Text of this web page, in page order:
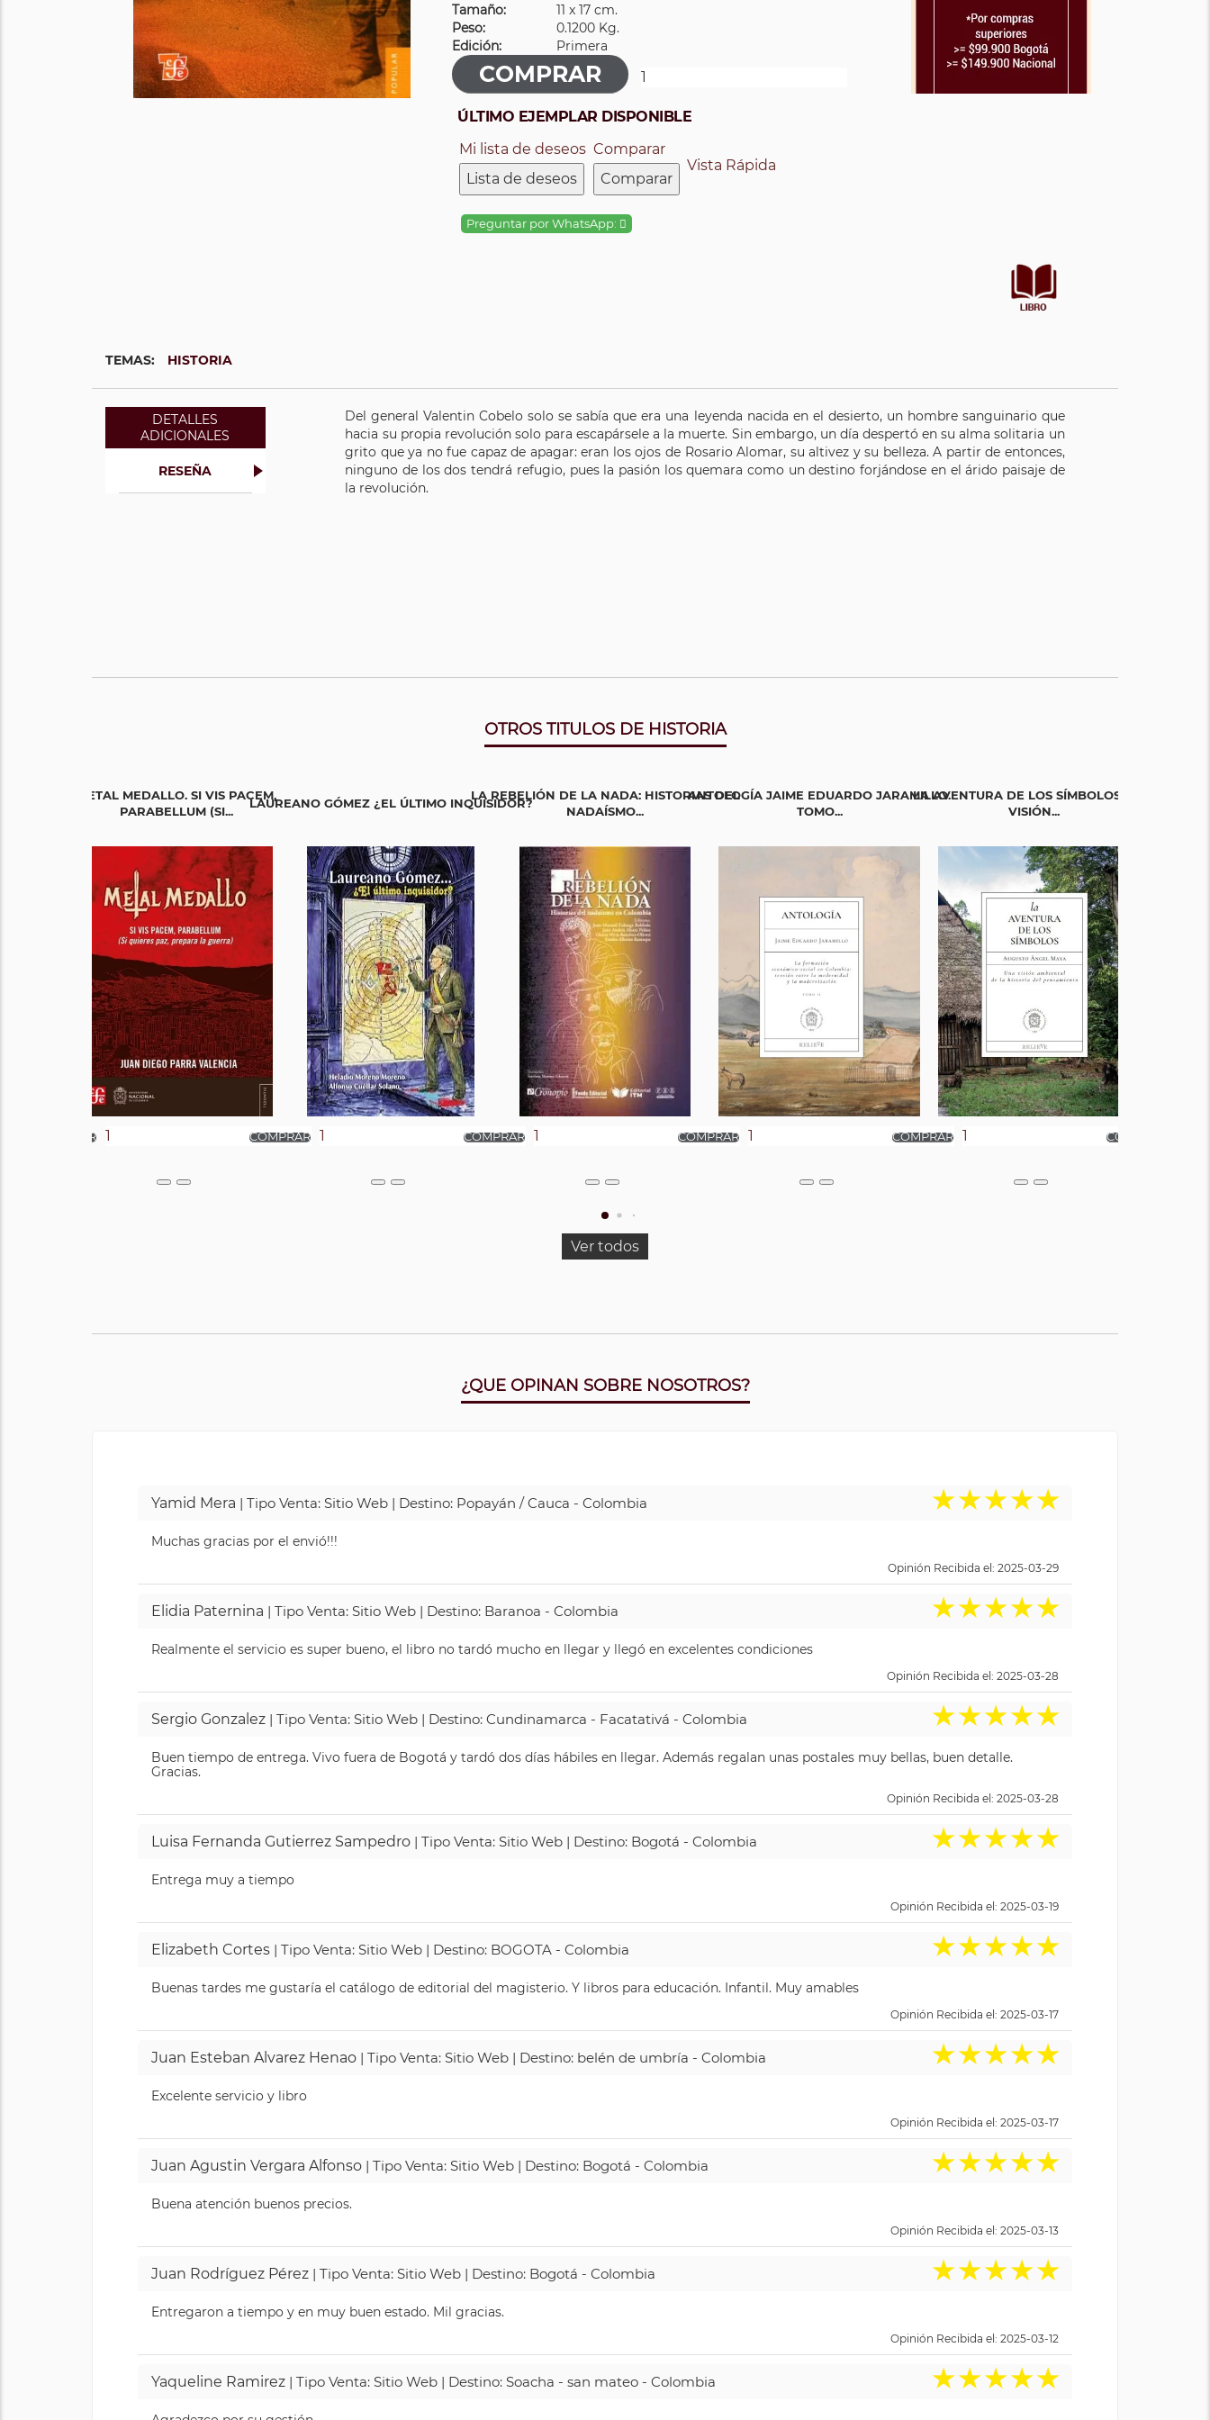
Tamaño:
11 x 17 cm.
Peso:
0.1200 Kg.
Edición:
Primera
ÚLTIMO EJEMPLAR DISPONIBLE
Mi lista de deseos
Lista de deseos
Comparar
Comparar
Vista Rápida
Preguntar por WhatsApp:
TEMAS: HISTORIA
DETALLES
ADICIONALES
RESEÑA
Del general Valentin Cobelo solo se sabía que era una leyenda nacida en el desierto, un hombre sanguinario que
hacia su propia revolución solo para escapársele a la muerte. Sin embargo, un día despertó en su alma solitaria un
grito que ya no fue capaz de apagar: eran los ojos de Rosario Alomar, su altivez y su belleza. A partir de entonces,
ninguno de los dos tendrá refugio, pues la pasión los quemara como un destino forjándose en el árido paisaje de
la revolución.
OTROS TITULOS DE HISTORIA
METAL MEDALLO. SI VIS PACEM,
PARABELLUM (SI...
LAUREANO GÓMEZ ¿EL ÚLTIMO INQUISIDOR?
LA REBELIÓN DE LA NADA: HISTORIAS DEL
NADAÍSMO...
ANTOLOGÍA JAIME EDUARDO JARAMILLO.
TOMO...
LA AVENTURA DE LOS SÍMBOLOS. UNA
VISIÓN...
Ver todos
¿QUE OPINAN SOBRE NOSOTROS?
Yamid Mera | Tipo Venta: Sitio Web | Destino: Popayán / Cauca - Colombia ★★★★★
Muchas gracias por el envió!!!
Opinión Recibida el: 2025-03-29
Elidia Paternina | Tipo Venta: Sitio Web | Destino: Baranoa - Colombia ★★★★★
Realmente el servicio es super bueno, el libro no tardó mucho en llegar y llegó en excelentes condiciones
Opinión Recibida el: 2025-03-28
Sergio Gonzalez | Tipo Venta: Sitio Web | Destino: Cundinamarca - Facatativá - Colombia ★★★★★
Buen tiempo de entrega. Vivo fuera de Bogotá y tardó dos días hábiles en llegar. Además regalan unas postales muy bellas, buen detalle.
Gracias.
Opinión Recibida el: 2025-03-28
Luisa Fernanda Gutierrez Sampedro | Tipo Venta: Sitio Web | Destino: Bogotá - Colombia ★★★★★
Entrega muy a tiempo
Opinión Recibida el: 2025-03-19
Elizabeth Cortes | Tipo Venta: Sitio Web | Destino: BOGOTA - Colombia ★★★★★
Buenas tardes me gustaría el catálogo de editorial del magisterio. Y libros para educación. Infantil. Muy amables
Opinión Recibida el: 2025-03-17
Juan Esteban Alvarez Henao | Tipo Venta: Sitio Web | Destino: belén de umbría - Colombia ★★★★★
Excelente servicio y libro
Opinión Recibida el: 2025-03-17
Juan Agustin Vergara Alfonso | Tipo Venta: Sitio Web | Destino: Bogotá - Colombia ★★★★★
Buena atención buenos precios.
Opinión Recibida el: 2025-03-13
Juan Rodríguez Pérez | Tipo Venta: Sitio Web | Destino: Bogotá - Colombia ★★★★★
Entregaron a tiempo y en muy buen estado. Mil gracias.
Opinión Recibida el: 2025-03-12
Yaqueline Ramirez | Tipo Venta: Sitio Web | Destino: Soacha - san mateo - Colombia ★★★★★